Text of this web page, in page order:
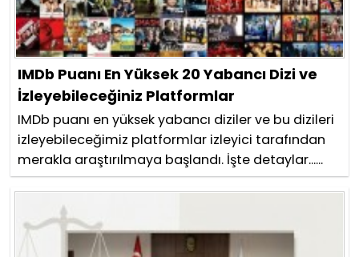
IMDb Puanı En Yüksek 20 Yabancı Dizi ve
İzleyebileceğiniz Platformlar
IMDb puanı en yüksek yabancı diziler ve bu dizileri
izleyebileceğimiz platformlar izleyici tarafından
merakla araştırılmaya başlandı. İşte detaylar......